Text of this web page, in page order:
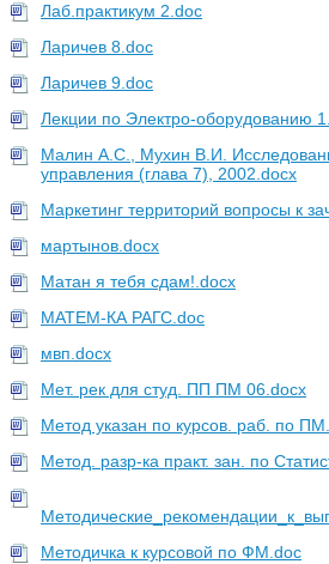
Лаб.практикум 2.doc
Ларичев 8.doc
Ларичев 9.doc
Лекции по Электро-оборудованию
Малин А.С., Мухин В.И.
управления (глава 7), 2002.docx
Маркетинг территорий вопросы к
мартынов.docx
Матан я тебя сдам!.docx
МАТЕМ-КА РАГС.doc
мвп.docx
Мет. рек для студ. ПП ПМ 06.docx
Метод указан по курсов. раб. по
Метод. разр-ка практ. зан. по
Методичка к курсовой по ФМ.doc